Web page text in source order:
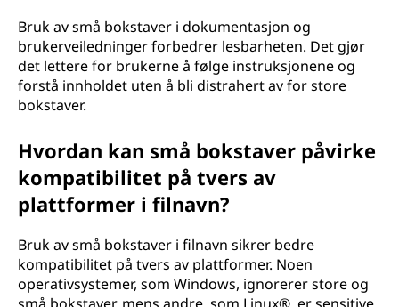
Bruk av små bokstaver i dokumentasjon og
brukerveiledninger forbedrer lesbarheten. Det gjør
det lettere for brukerne å følge instruksjonene og
forstå innholdet uten å bli distrahert av for store
bokstaver.
Hvordan kan små bokstaver påvirke
kompatibilitet på tvers av
plattformer i filnavn?
Bruk av små bokstaver i filnavn sikrer bedre
kompatibilitet på tvers av plattformer. Noen
operativsystemer, som Windows, ignorerer store og